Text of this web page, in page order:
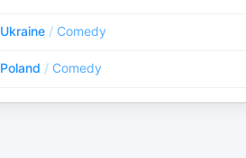
Ukraine / Comedy
Poland / Comedy